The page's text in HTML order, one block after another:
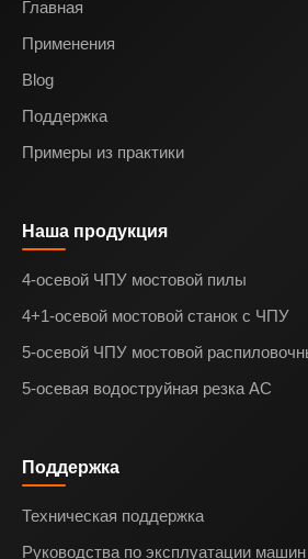
Главная
Применения
Blog
Поддержка
Примеры из практики
Наша продукция
4-осевой ЧПУ мостовой пилы
4+1-осевой мостовой станок с ЧПУ
5-осевой ЧПУ мостовой
5-осевая водоструйная резка AC
Поддержка
Техническая поддержка
Руководства по эксплуатации машин